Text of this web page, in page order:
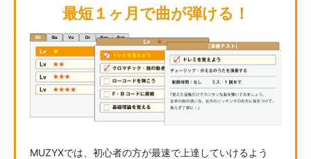
最短１ヶ月で曲が弾ける！
MUZYXでは、初心者の方が最速で上達していけるよう